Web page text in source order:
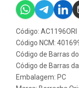
Código: AC1196ORI
Código NCM:
Código de Barras
Código de Barras
Embalagem: PC